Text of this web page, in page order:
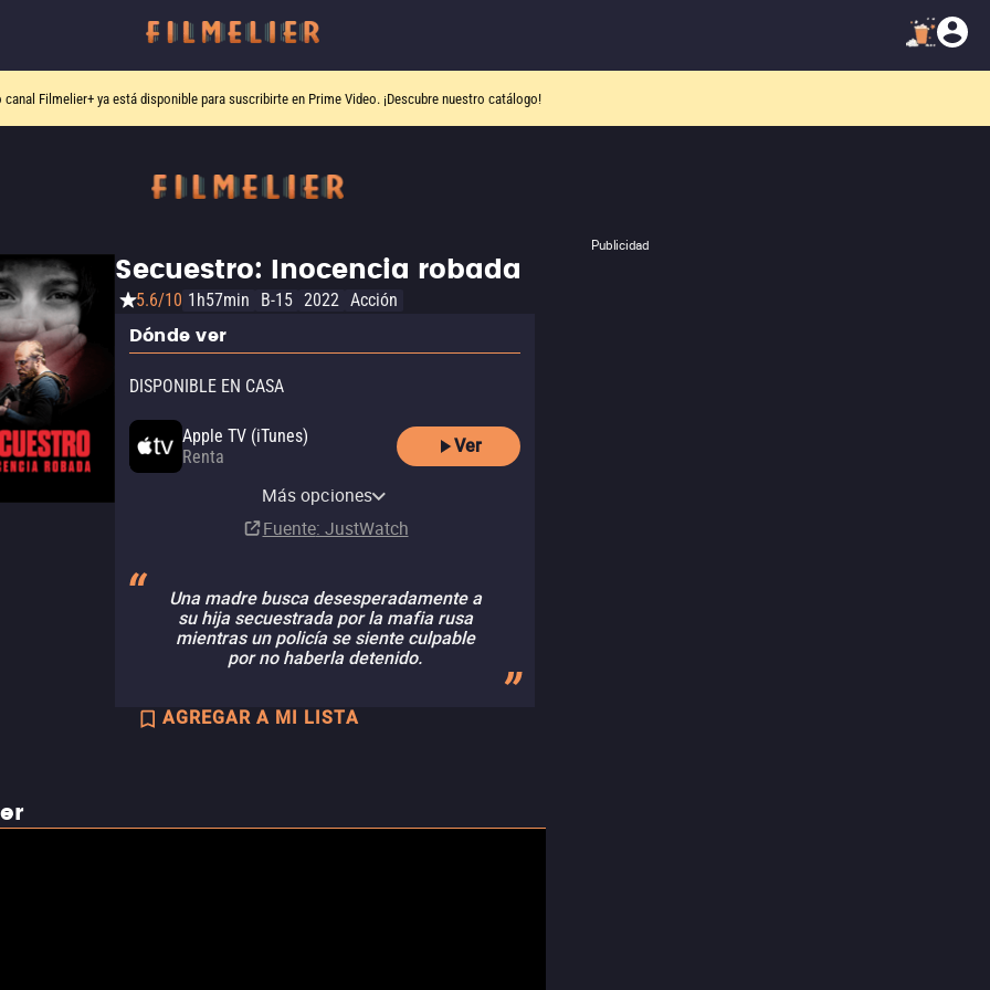
canal Filmelier+ya está disponible para suscribirte en Prime Video. ¡Descubre nuestro catálogo!
Publicidad
Secuestro: Inocencia robada
5.6/10 1h57min B-15 2022 Acción
Dónde ver
DISPONIBLE EN CASA
Apple TV (iTunes)
Renta
Ver
Más opciones
Fuente: JustWatch
Una madre busca desesperadamente a
su hija secuestrada por la mafia rusa
mientras un policía se siente culpable
por no haberla detenido.
AGREGAR A MI LISTA